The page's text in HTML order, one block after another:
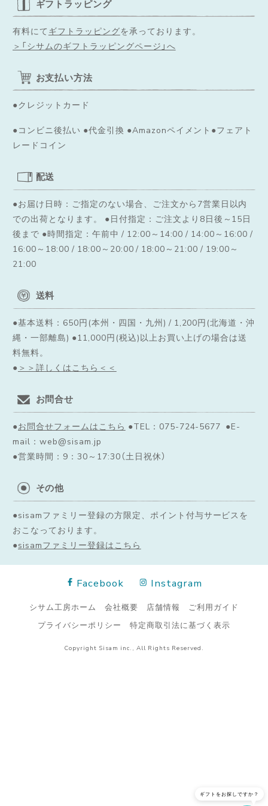
ギフトラッピング
有料にて ギフトラッピングを承っております。
＞「シサムのギフトラッピングページ」へ
お支払い方法
●クレジットカード
●コンビニ後払い ●代金引換 ●Amazonペイメント●フェアト
レードコイン
配送
●お届け日時：ご指定のない場合、ご注文から7営業日以内
での出荷となります。
●日付指定：ご注文より8日後～15日
後まで ●時間指定：午前中 / 12:00～14:00 / 14:00～16:00 /
16:00～18:00 / 18:00～20:00 / 18:00～21:00 / 19:00～
21:00
送料
●基本送料：650円(本州・四国・九州) / 1,200円(北海道・沖
縄・一部離島) ●11,000円(税込)以上お買い上げの場合は送
料無料。
● ＞＞詳しくはこちら＜＜
お問合せ
●お問合せフォームはこちら ●TEL：075-724-5677 ●E-
mail：web@sisam.jp
●営業時間：9：30～17:30（土日祝休）
その他
●sisamファミリー登録の方限定、ポイント付与サービスを
おこなっております。
●sisamファミリー登録はこちら
Facebook Instagram
シサム工房ホーム 会社概要 店舗情報
ご利用ガイド
プライバシーポリシー
特定商取引法に基づく表示
Copyright Sisam inc., All Rights Reserved.
ギフトをお探しですか？